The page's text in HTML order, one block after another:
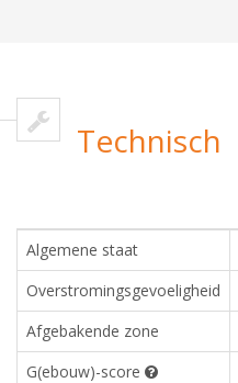
Technisch
Algemene staat
Overstromingsgevoeligheid
Afgebakende zone
G(ebouw)-score